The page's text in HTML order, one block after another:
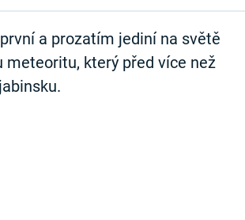
a prozatím jediní na světě
meteoritu, který před více než